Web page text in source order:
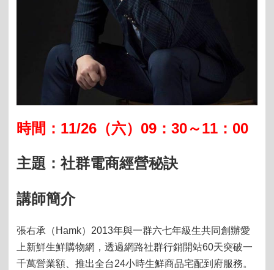
時間： 11/26 （六） 09 ：30～11：00
主題：社群電商經營秘訣
講師簡介
張右承（Hamk）2013年與一群六七年級生共同創辦愛
上新鮮生鮮購物網，透過網路社群行銷開站60天突破一
千萬營業額、推出全台24小時生鮮商品宅配到府服務。